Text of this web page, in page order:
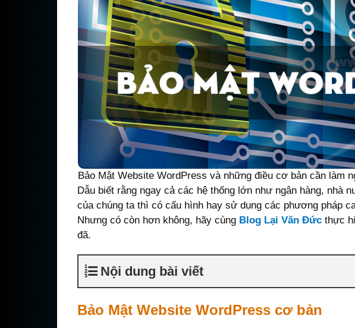
Bảo Mật Website WordPress và những điều cơ bản cần làm
Dẫu biết rằng ngay cả các hệ thống lớn như ngân hàng, nhà
của chúng ta thì có cấu hình hay sử dụng các phương pháp
Nhưng có còn hơn không, hãy cùng Blog Lại Văn Đức thực
đã.
Nội dung bài viết
Bảo Mật Website WordPress cơ bản